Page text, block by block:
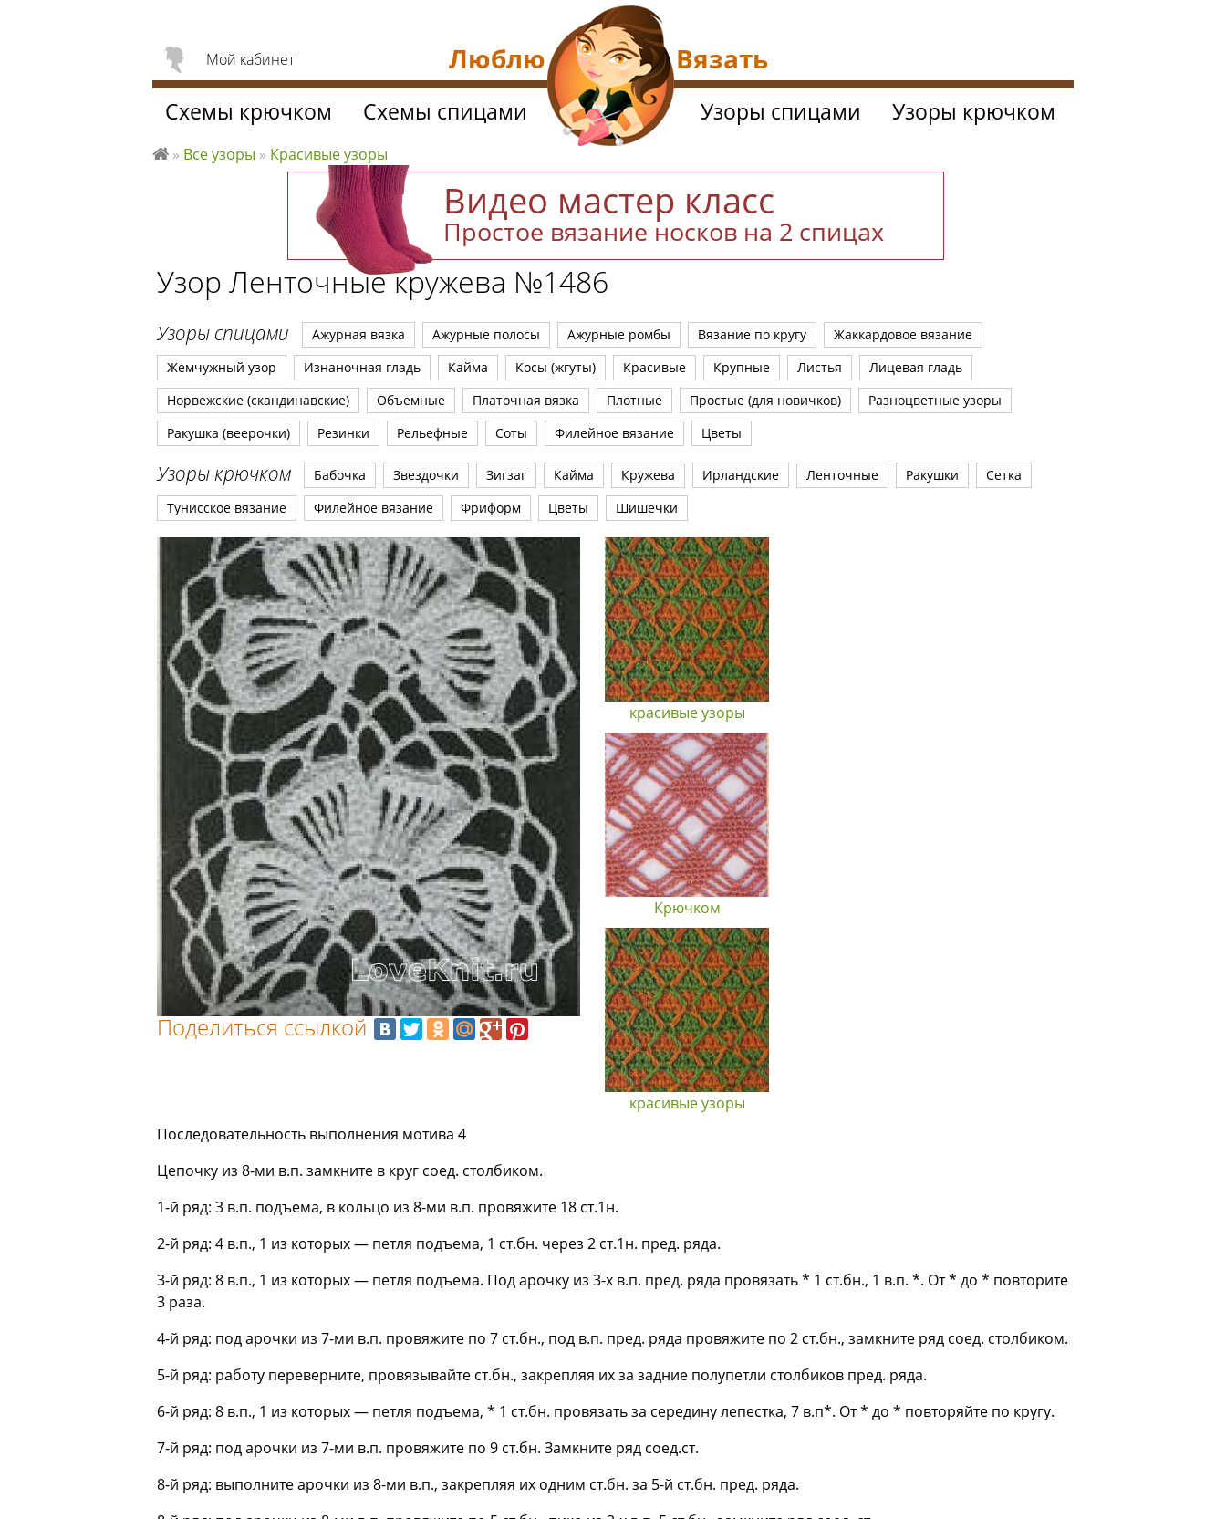
Видео мастер класс
Простое вязание носков на 2 спицах
Узор Ленточные кружева №1486
Узоры спицами Ажурная вязка Ажурные полосы Ажурные ромбы Вязание по кругу
Жаккардовое вязание
Жемчужный узор
Изнаночная гладь Кайма Косы (жгуты) Красивые Крупные Листья
Лицевая гладь
Норвежские (скандинавские)
Объемные Платочная вязка Плотные Простые (для новичков)
Разноцветные узоры
Ракушка (веерочки)
Резинки Рельефные Соты Филейное вязание Цветы
Узоры крючком Бабочка Звездочки Зигзаг Кайма Кружева Ирландские Ленточные Ракушки
Сетка
Тунисское вязание
Филейное вязание Фриформ Цветы Шишечки
Поделиться ссылкой
красивые узоры
Крючком
красивые узоры
Последовательность выполнения мотива 4
Цепочку из 8-ми в.п. замкните в круг соед. столбиком.
1-й ряд: 3 в.п. подъема, в кольцо из 8-ми в.п. провяжите 18 ст.1н.
2-й ряд: 4 в.п., 1 из которых — петля подъема, 1 ст.бн. через 2 ст.1н. пред. ряда.
3-й ряд: 8 в.п., 1 из которых — петля подъема. Под арочку из 3-х в.п. пред. ряда провязать * 1 ст.бн., 1 в.п. *. От * до * повторите
3 раза.
4-й ряд: под арочки из 7-ми в.п. провяжите по 7 ст.бн., под в.п. пред. ряда провяжите по 2 ст.бн., замкните ряд соед. столбиком.
5-й ряд: работу переверните, провязывайте ст.бн., закрепляя их за задние полупетли столбиков пред. ряда.
6-й ряд: 8 в.п., 1 из которых — петля подъема, * 1 ст.бн. провязать за середину лепестка, 7 в.п*. От * до * повторяйте по кругу.
7-й ряд: под арочки из 7-ми в.п. провяжите по 9 ст.бн. Замкните ряд соед.ст.
8-й ряд: выполните арочки из 8-ми в.п., закрепляя их одним ст.бн. за 5-й ст.бн. пред. ряда.
Мой кабинет
Схемы крючком Схемы спицами Узоры спицами Узоры крючком
вя
ть
» Все узоры » Красивые узоры
Люблю Вязать